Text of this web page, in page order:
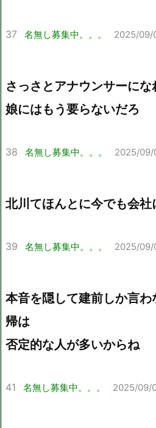
37 名無し募集中。。。 2025/09/
さっさとアナウンサーにな
娘にはもう要らないだろ
38 名無し募集中。。。 2025/09/
北川てほんとに今でも会社
39 名無し募集中。。。 2025/09/
本音を隠して建前しか言
帰は
否定的な人が多いからね
41 名無し募集中。。。 2025/09/